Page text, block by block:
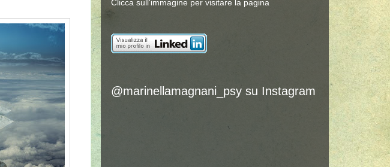
Clicca sull'immagine per visitare la pagina
@marinellamagnani_psy su Instagram